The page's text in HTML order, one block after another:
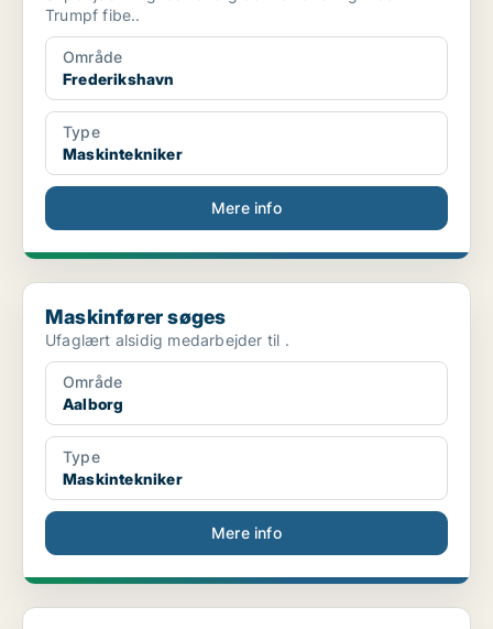
Trumpf fibe..
Område
Frederikshavn
Type
Maskintekniker
Mere info
Maskinfører søges
Maskinfører søges
Ufaglært alsidig medarbejder til .
Område
Aalborg
Type
Maskintekniker
Mere info
Erfaren CNC-operatør søges til drejning og fræsnin...